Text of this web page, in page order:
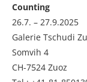
Counting
26.7. – 27.9.2025
Galerie Tschudi
Somvih 4
CH-7524 Zuoz